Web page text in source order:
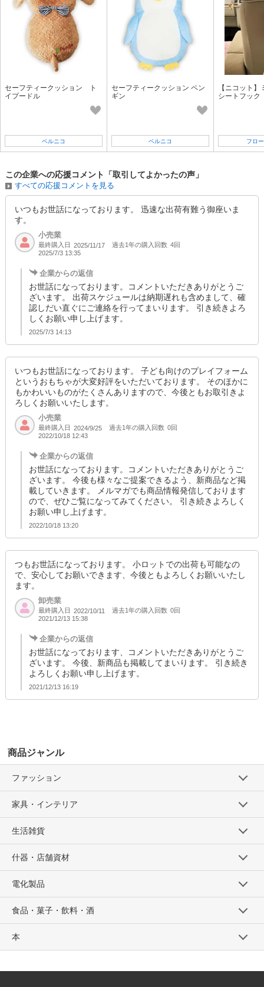
セーフティークッション ト
イプードル
ベルニコ
セーフティークッション ペン
ギン
ベルニコ
【ニコット
シートフック
フロ
この企業への応援コメント「取引してよかったの声」
すべての応援コメントを見る
いつもお世話になっております。 迅速な出荷有難う御座いま
す。
小売業
最終購入日 2025/11/17 過去1年の購入回数 4回
2025/7/3 13:35
企業からの返信
お世話になっております。コメントいただきありがとうご
ざいます。 出荷スケジュールは納期遅れも含めまして、確
認しだい直ぐにご連絡を行ってまいります。 引き続きよろ
しくお願い申し上げます。
2025/7/3 14:13
いつもお世話になっております。 子ども向けのプレイフォーム
というおもちゃが大変好評をいただいております。 そのほかに
もかわいいものがたくさんありますので、今後ともお取引きよ
ろしくお願いいたします。
小売業
最終購入日 2024/9/25 過去1年の購入回数 0回
2022/10/18 12:43
企業からの返信
お世話になっております。コメントいただきありがとうご
ざいます。 今後も様々なご提案できるよう、新商品など掲
載していきます。 メルマガでも商品情報発信しております
ので、ぜひご覧になってみてください。 引き続きよろしく
お願い申し上げます。
2022/10/18 13:20
つもお世話になっております。 小ロットでの出荷も可能なの
で、安心してお願いできます、今後ともよろしくお願いいたし
ます。
卸売業
最終購入日 2022/10/11 過去1年の購入回数 0回
2021/12/13 15:38
企業からの返信
お世話になっております、コメントいただきありがとうご
ざいます。 今後、新商品も掲載してまいります。 引き続き
よろしくお願い申し上げます。
2021/12/13 16:19
商品ジャンル
ファッション
家具・インテリア
生活雑貨
什器・店舗資材
電化製品
食品・菓子・飲料・酒
本